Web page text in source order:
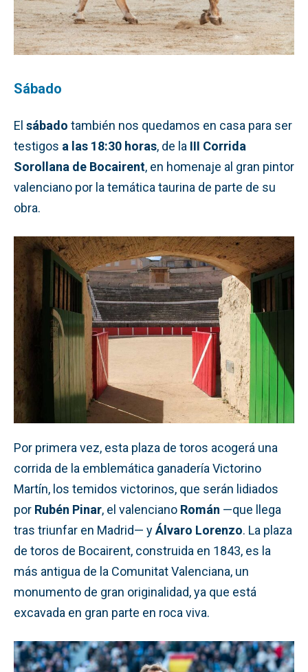
Sábado
El sábado también nos quedamos en casa para ser
testigos a las 18:30 horas, de la III Corrida
Sorollana de Bocairent, en homenaje al gran pintor
valenciano por la temática taurina de parte de su
obra.
Por primera vez, esta plaza de toros acogerá una
corrida de la emblemática ganadería Victorino
Martín, los temidos victorinos, que serán lidiados
por Rubén Pinar, el valenciano Román —que llega
tras triunfar en Madrid— yÁlvaro Lorenzo. La plaza
de toros de Bocairent, construida en 1843, es la
más antigua de la Comunitat Valenciana, un
monumento de gran originalidad, ya que está
excavada en gran parte en roca viva.